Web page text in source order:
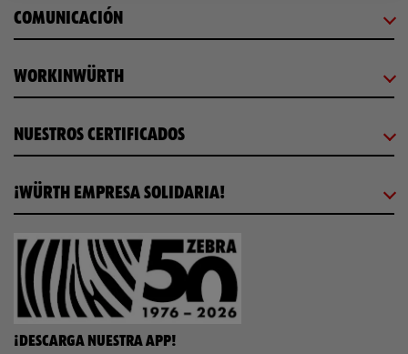
COMUNICACIÓN
WORKINWÜRTH
NUESTROS CERTIFICADOS
¡WÜRTH EMPRESA SOLIDARIA!
¡DESCARGA NUESTRA APP!